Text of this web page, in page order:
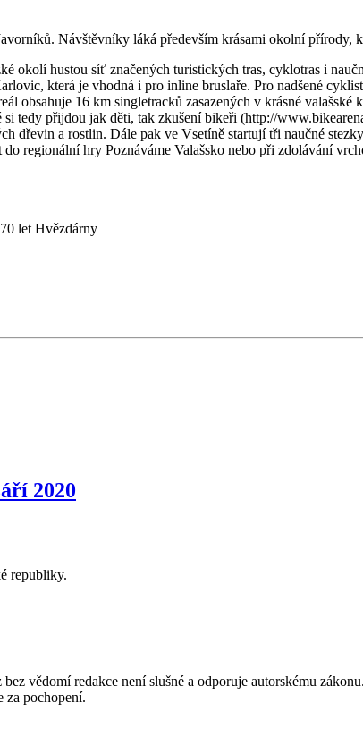
Návštěvníky láká především krásami okolní přírody,
okolí hustou síť značených turistických tras, cyklotras i
která je vhodná i pro inline bruslaře. Pro nadšené
obsahuje 16 km singletracků zasazených v krásné
tedy přijdou jak děti, tak zkušení bikeři (http://
dřevin a rostlin. Dále pak ve Vsetíně startují tři naučné
regionální hry Poznáváme Valašsko nebo při zdolávání
let Hvězdárny
2020
republiky.
vědomí redakce není slušné a odporuje autorskému
za pochopení.